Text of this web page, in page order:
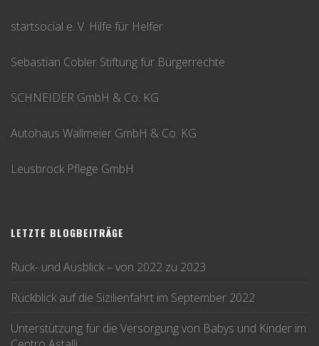
startsocial e. V. Hilfe für Helfer
Sebastian Cobler Stiftung für Bürgerrechte
SCHNEIDER GmbH & Co. KG
Autohaus Wallmeier GmbH & Co. KG
Leusbrock Pflege GmbH
LETZTE BLOGBEITRÄGE
Rück- und Ausblick – von 2022 zu 2023
Rückblick auf die Sizilienfahrt im September 2022
Unterstützung für die Versorgung von Babys und Kinder im